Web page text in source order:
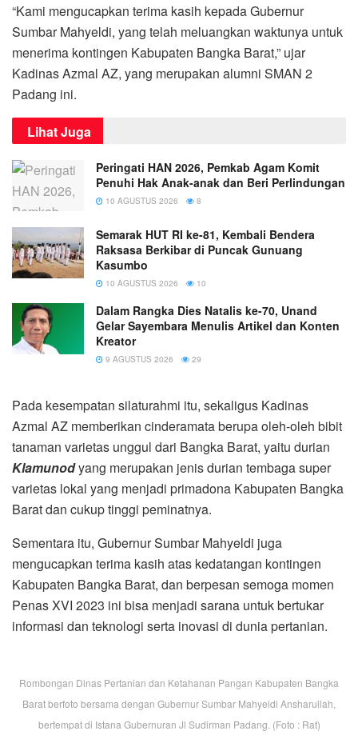
“Kami mengucapkan terima kasih kepada Gubernur
Sumbar Mahyeldi, yang telah meluangkan waktunya untuk
menerima kontingen Kabupaten Bangka Barat,” ujar
Kadinas Azmal AZ, yang merupakan alumni SMAN 2
Padang ini.
Lihat Juga
Peringati HAN 2026, Pemkab Agam Komit
Penuhi Hak Anak-anak dan Beri Perlindungan
10 AGUSTUS 2026 8
Semarak HUT RI ke-81, Kembali Bendera
Raksasa Berkibar di Puncak Gunuang
Kasumbo
10 AGUSTUS 2026 10
Dalam Rangka Dies Natalis ke-70, Unand
Gelar Sayembara Menulis Artikel dan Konten
Kreator
9 AGUSTUS 2026 29
Pada kesempatan silaturahmi itu, sekaligus Kadinas
Azmal AZ memberikan cinderamata berupa oleh-oleh bibit
tanaman varietas unggul dari Bangka Barat, yaitu durian
Klamunodyang merupakan jenis durian tembaga super
varietas lokal yang menjadi primadona Kabupaten Bangka
Barat dan cukup tinggi peminatnya.
Sementara itu, Gubernur Sumbar Mahyeldi juga
mengucapkan terima kasih atas kedatangan kontingen
Kabupaten Bangka Barat, dan berpesan semoga momen
Penas XVI 2023 ini bisa menjadi sarana untuk bertukar
informasi dan teknologi serta inovasi di dunia pertanian.
Rombongan Dinas Pertanian dan Ketahanan Pangan Kabupaten Bangka
Barat berfoto bersama dengan Gubernur Sumbar Mahyeldi Ansharullah,
bertempat di Istana Gubernuran Jl Sudirman Padang. (Foto : Rat)